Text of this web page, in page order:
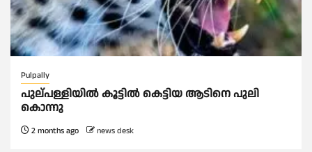
Pulpally
പുല്പള്ളിയിൽ കൂട്ടില്‍ കെട്ടിയ ആടിനെ പുലി
കൊന്നു
2 months ago news desk